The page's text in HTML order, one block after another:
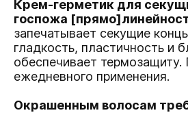
Крем-герметик для
госпожа
запечатывает секущие
гладкость, пластичность и
обеспечивает
ежедневного применения.
Окрашенным волосам